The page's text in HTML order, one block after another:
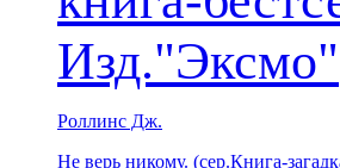
Роллинс Дж.
Не верь никому. (сер.Книга-